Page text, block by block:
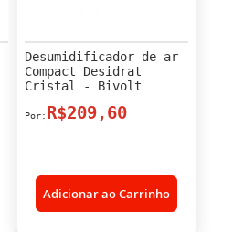
Desumidificador de ar
Compact Desidrat
Cristal - Bivolt
R$209,60
Adicionar ao Carrinho